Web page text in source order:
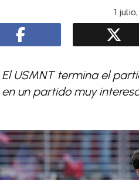
1
El USMNT termina el
en un partido muy